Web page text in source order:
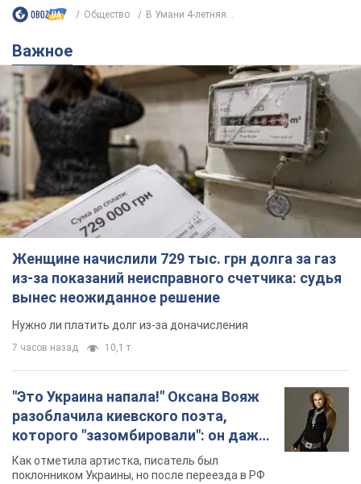
Женщине начислили 729 тыс. грн долга за газ
из-за показаний неисправного счетчика: судья
вынес неожиданное решение
Нужно ли платить долг из-за доначисления
7 часов назад 10,1 т.
"Это Украина напала!" Оксана Вояж
разоблачила киевского поэта,
которого "зазомбировали": он даже
геноцида украинцев
Как отметила артистка, писатель был
поклонником Украины, но после переезда в РФ
ему "промыли мозги"
5 часов назад 7,0 т.
"Был обессилен": в Украине спасли
раненого грифа, выбравшего для
себя нетипичный маршрут. Фото
Пострадавшую птицу обнаружили на границе
Киевской и Черкасской областей